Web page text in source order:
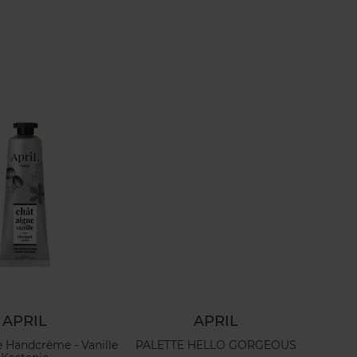
APRIL
Handcrème - Vanille
APRIL
PALETTE HELLO GORGEOUS